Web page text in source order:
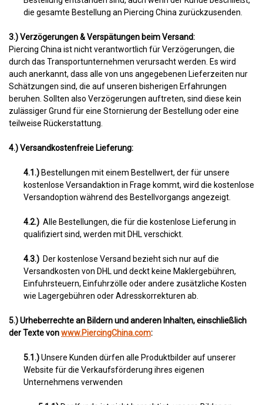
die gesamte Bestellung an Piercing China zurückzusenden.
3.) Verzögerungen & Verspätungen beim Versand:
Piercing China ist nicht verantwortlich für Verzögerungen, die
durch das Transportunternehmen verursacht werden. Es wird
auch anerkannt, dass alle von uns angegebenen Lieferzeiten nur
Schätzungen sind, die auf unseren bisherigen Erfahrungen
beruhen. Sollten also Verzögerungen auftreten, sind diese kein
zulässiger Grund für eine Stornierung der Bestellung oder eine
teilweise Rückerstattung.
4.) Versandkostenfreie Lieferung:
4.1.) Bestellungen mit einem Bestellwert, der für unsere
kostenlose Versandaktion in Frage kommt, wird die kostenlose
Versandoption während des Bestellvorgangs angezeigt.
4.2.) Alle Bestellungen, die für die kostenlose Lieferung in
qualifiziert sind, werden mit DHL verschickt.
4.3.) Der kostenlose Versand bezieht sich nur auf die
Versandkosten von DHL und deckt keine Maklergebühren,
Einfuhrsteuern, Einfuhrzölle oder andere zusätzliche Kosten
wie Lagergebühren oder Adresskorrekturen ab.
5.) Urheberrechte an Bildern und anderen Inhalten, einschließlich
der Texte vonwww.PiercingChina.com:
5.1.)Unsere Kunden dürfen alle Produktbilder auf unserer
Website für die Verkaufsförderung ihres eigenen
Unternehmens verwenden